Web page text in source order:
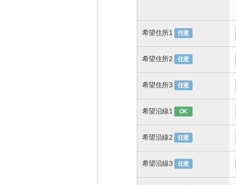
希望住所1 任意
希望住所2 任意
希望住所3 任意
希望沿線1 OK
希望沿線2 任意
希望沿線3 任意